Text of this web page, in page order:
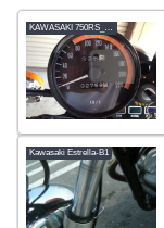
Kawasaki Estrella-B1